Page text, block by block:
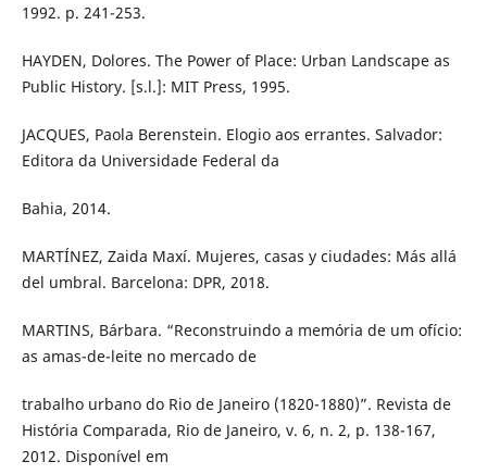
1992. p. 241-253.
HAYDEN, Dolores. The Power of Place: Urban Landscape as
Public History. [s.l.]: MIT Press, 1995.
JACQUES, Paola Berenstein. Elogio aos errantes. Salvador:
Editora da Universidade Federal da
Bahia, 2014.
MARTÍNEZ, Zaida Maxí. Mujeres, casas y ciudades: Más allá
del umbral. Barcelona: DPR, 2018.
MARTINS, Bárbara. “Reconstruindo a memória de um ofício:
as amas-de-leite no mercado de
trabalho urbano do Rio de Janeiro (1820-1880)”. Revista de
História Comparada, Rio de Janeiro, v. 6, n. 2, p. 138-167,
2012. Disponível em